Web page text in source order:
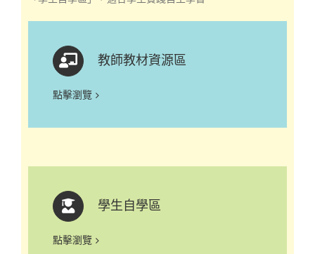
教師教材資源區
點擊瀏覽
學生自學區
點擊瀏覽